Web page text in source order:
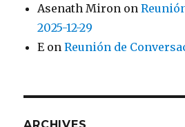
Asenath Miron on
2025-12-29
E onReunión de